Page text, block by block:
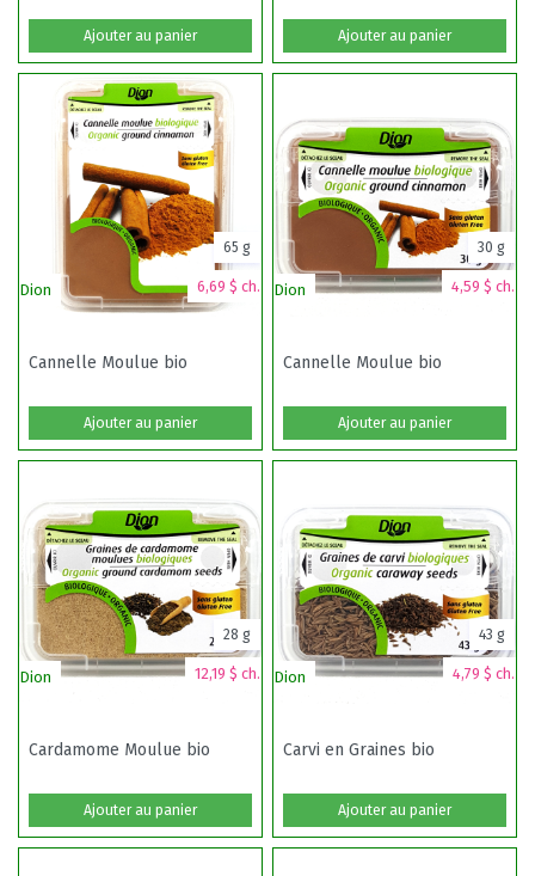
Ajouter au panier Ajouter au panier
Dion 6,69 $ ch.
65 g
Cannelle Moulue bio
Ajouter au panier
Dion 4,59 $ ch.
30 g
Cannelle Moulue bio
Ajouter au panier
Dion 12,19 $ ch.
28 g
Cardamome Moulue bio
Ajouter au panier
Dion 4,79 $ ch.
43 g
Carvi en Graines bio
Ajouter au panier